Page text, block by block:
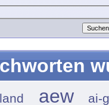
aew ai-